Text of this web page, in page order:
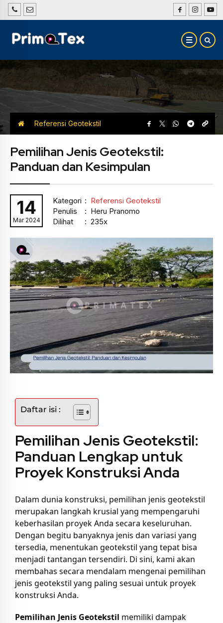
Referensi Geotekstil
Pemilihan Jenis Geotekstil:
Panduan dan Kesimpulan
14
Mar 2024
Kategori : Referensi Geotekstil
Penulis
: Heru Pranomo
Dilihat
: 235x
Daftar isi :
Pemilihan Jenis Geotekstil:
Panduan Lengkap untuk
Proyek Konstruksi Anda
Dalam dunia konstruksi, pemilihan jenis geotekstil
merupakan langkah krusial yang mempengaruhi
keberhasilan proyek Anda secara keseluruhan.
Dengan begitu banyaknya jenis dan variasi yang
tersedia, menentukan geotekstil yang tepat bisa
menjadi tantangan tersendiri. Di sini, kami akan
membahas secara mendalam mengenai pemilihan
jenis geotekstil yang paling sesuai untuk proyek
konstruksi Anda.
Pemilihan Jenis Geotekstil memiliki dampak